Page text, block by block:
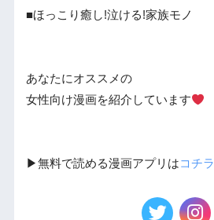
■ほっこり癒し!泣ける!家族モノ
あなたにオススメの
女性向け漫画を紹介しています
▶︎無料で読める漫画アプリはコチラ